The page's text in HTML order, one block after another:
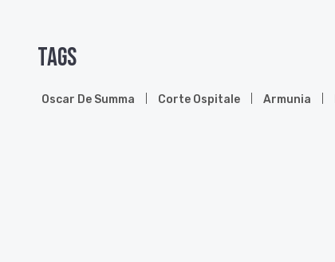
Tags
Oscar De Summa Corte Ospitale Armunia